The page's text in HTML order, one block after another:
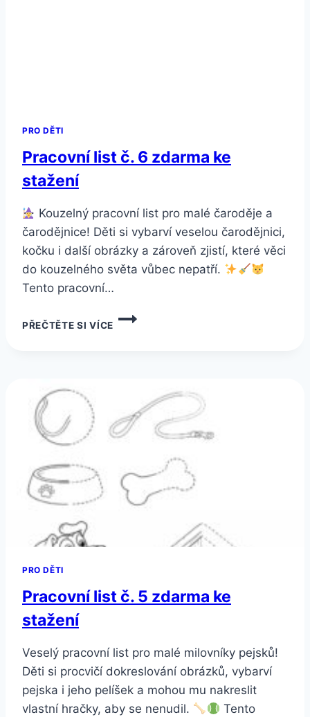
PRO DĚTI
Pracovní list č. 6 zdarma ke
stažení
Kouzelný pracovní list pro malé čaroděje a
čarodějnice! Děti si vybarví veselou čarodějnici,
kočku i další obrázky a zároveň zjistí, které věci
do kouzelného světa vůbec nepatří.
Tento pracovní…
PŘEČTĚTE SI VÍCE
PRACOVNÍ
LIST
STAŽENÍ
PRO DĚTI
Pracovní list č. 5 zdarma ke
stažení
Veselý pracovní list pro malé milovníky pejsků!
Děti si procvičí dokreslování obrázků, vybarví
pejska i jeho pelíšek a mohou mu nakreslit
vlastní hračky, aby se nenudil.
Tento